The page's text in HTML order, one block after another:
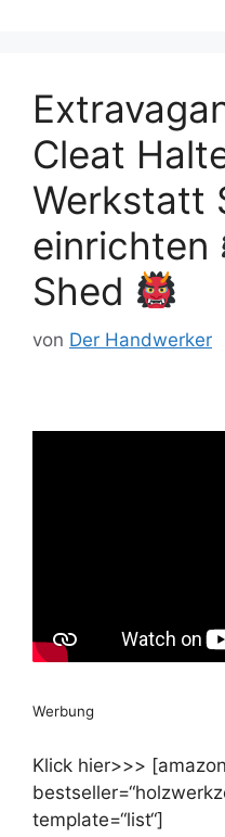
Cleat
Werkstatt
einrichten
Shed
von Der Handwerker
Werbung
Klick hier>>> [amazon
template=“list“]